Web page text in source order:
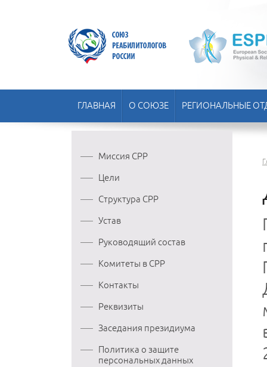
ГЛАВНАЯ О СОЮЗЕ РЕГИОНАЛЬНЫЕ
Миссия СРР
Цели
Структура СРР
Устав
Руководящий состав
Комитеты в СРР
Контакты
Реквизиты
Заседания президиума
Политика о защите
персональных данных